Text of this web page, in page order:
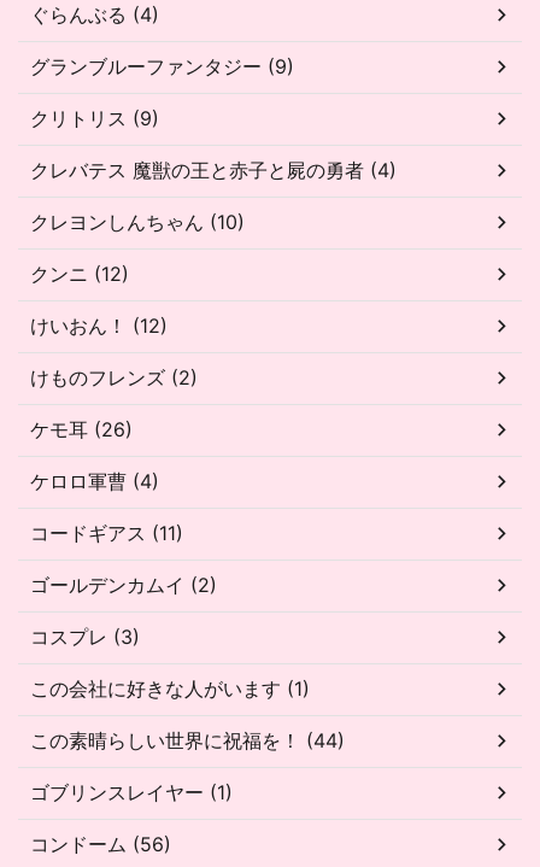
ぐらんぶる (4)
グランブルーファンタジー (9)
クリトリス (9)
クレバテス 魔獣の王と赤子と屍の勇者 (4)
クレヨンしんちゃん (10)
クンニ (12)
けいおん！ (12)
けものフレンズ (2)
ケモ耳 (26)
ケロロ軍曹 (4)
コードギアス (11)
ゴールデンカムイ (2)
コスプレ (3)
この会社に好きな人がいます (1)
この素晴らしい世界に祝福を！ (44)
ゴブリンスレイヤー (1)
コンドーム (56)